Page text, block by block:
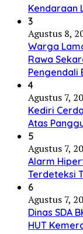
Kendaraan
3
Agustus 8,
Warga
Rawa
Pengendali
4
Agustus 7,
Kediri
Atas
5
Agustus 7,
Alarm
Terdeteksi
6
Agustus 7,
Dinas SDA
HUT